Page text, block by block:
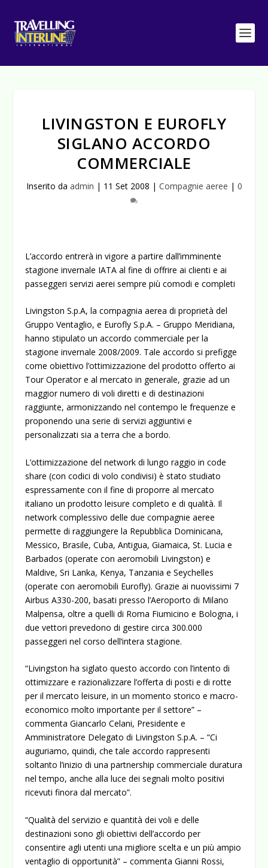
LIVINGSTON E EUROFLY
SIGLANO ACCORDO
COMMERCIALE
Inserito da admin | 11 Set 2008 | Compagnie aeree | 0
L’accordo entrerà in vigore a partire dall’imminente
stagione invernale IATA al fine di offrire ai clienti e ai
passeggeri servizi aerei sempre più comodi e completi
Livingston S.p.A, la compagnia aerea di proprietà del
Gruppo Ventaglio, e Eurofly S.p.A. – Gruppo Meridiana,
hanno stipulato un accordo commerciale per la
stagione invernale 2008/2009. Tale accordo si prefigge
come obiettivo l’ottimizzazione del prodotto offerto ai
Tour Operator e al mercato in generale, grazie ad un
maggior numero di voli diretti e di destinazioni
raggiunte, armonizzando nel contempo le frequenze e
proponendo una serie di servizi aggiuntivi e
personalizzati sia a terra che a bordo.
L’ottimizzazione del network di lungo raggio in code
share (con codici di volo condivisi) è stato studiato
espressamente con il fine di proporre al mercato
italiano un prodotto leisure completo e di qualità. Il
network complessivo delle due compagnie aeree
permette di raggiungere la Repubblica Dominicana,
Messico, Brasile, Cuba, Antigua, Giamaica, St. Lucia e
Barbados (operate con aeromobili Livingston) e
Maldive, Sri Lanka, Kenya, Tanzania e Seychelles
(operate con aeromobili Eurofly). Grazie ai nuovissimi 7
Airbus A330-200, basati presso l’Aeroporto di Milano
Malpensa, oltre a quelli di Roma Fiumicino e Bologna, i
due vettori prevedono di gestire circa 300.000
passeggeri nel corso dell’intera stagione.
“Livingston ha siglato questo accordo con l’intento di
ottimizzare e razionalizzare l’offerta di posti e di rotte
per il mercato leisure, in un momento storico e macro-
economico molto importante per il settore” –
commenta Giancarlo Celani, Presidente e
Amministratore Delegato di Livingston S.p.A. – “Ci
auguriamo, quindi, che tale accordo rappresenti
soltanto l’inizio di una partnership commerciale duratura
nel tempo, anche alla luce dei segnali molto positivi
ricevuti finora dal mercato”.
“Qualità del servizio e quantità dei voli e delle
destinazioni sono gli obiettivi dell’accordo per
consentire agli utenti una migliore scelta e un più ampio
ventaglio di opportunità” – commenta Gianni Rossi,